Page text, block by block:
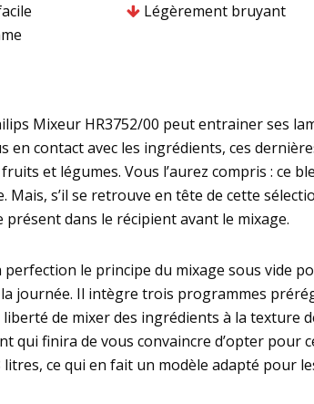
Légèrement bruyant
Mixeur HR3752/00 peut entrainer ses
en contact avec les ingrédients, ces
et légumes. Vous l’aurez compris : ce
s’il se retrouve en tête de cette
dans le récipient avant le mixage.
le principe du mixage sous vide
journée. Il intègre trois programmes
de mixer des ingrédients à la texture
qui finira de vous convaincre d’opter pour
ce qui en fait un modèle adapté pour